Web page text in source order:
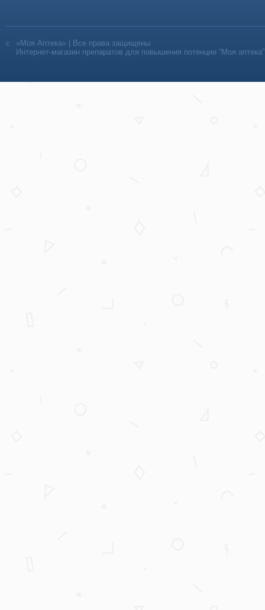
«Моя Аптека» | Все права защищены
Интернет-магазин препаратов для повышения потенции “Моя